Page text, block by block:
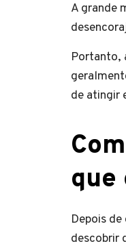
A grande
Portanto,
de atingir
que
Depois
descobrir